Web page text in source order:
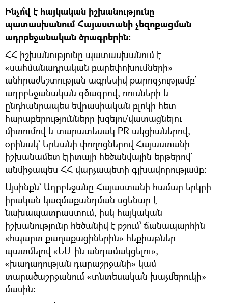
Ինչո՞վ է հայկական իշխանությունը
պատասխանում Հայաստանի չեզոքացման
ադրբեջանական ծրագրերին։
ՀՀ իշխանությունը պատասխանում է
«սահմանադրական բարեփոխումների»
անհրաժեշտության ագրեսիվ քարոզչությամբ՝
ադրբեջանական գծագրով, ռուսների և
ընդհանրապես եվրասիական բլոկի հետ
հարաբերությունները խզելու/վատացնելու
միտումով և տարատեսակ PR ակցիաներով,
օրինակ՝ Երևանի փողոցներով Հայաստանի
իշխանամետ էլիտայի հեծանվային երթերով`
անմիջապես ՀՀ վարչապետի գլխավորությամբ։
Այսինքն՝ Ադրբեջանը Հայաստանի համար երկրի
իրական կազմաքանդման սցենար է
նախապատրաստում, իսկ հայկական
իշխանությունը հեծանիվ է քշում՝ ճանապարհին
«հպարտ քաղաքացիներին» հեքիաթներ
պատմելով «ԵՄ-ին անդամակցելու»,
«խաղաղության դարաշրջանի» կամ
տարածաշրջանում «տնտեսական խաչմերուկի»
մասին։